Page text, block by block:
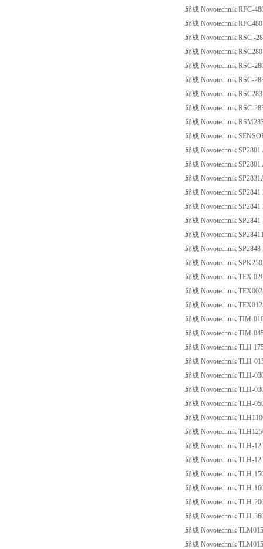
邱成 Novotechnik RFC-
邱成 Novotechnik
邱成 Novotechnik RSC -
邱成 Novotechnik
邱成 Novotechnik RSC-
邱成 Novotechnik RSC-
邱成 Novotechnik
邱成 Novotechnik RSC-
邱成 Novotechnik
邱成 Novotechnik
邱成 Novotechnik SP2801
邱成 Novotechnik SP2801
邱成 Novotechnik
邱成 Novotechnik SP2841
邱成 Novotechnik SP2841
邱成 Novotechnik
邱成 Novotechnik
邱成 Novotechnik
邱成 Novotechnik
邱成 Novotechnik TEX
邱成 Novotechnik
邱成 Novotechnik
邱成 Novotechnik TIM-
邱成 Novotechnik TIM-
邱成 Novotechnik TLH
邱成 Novotechnik TLH-
邱成 Novotechnik TLH-
邱成 Novotechnik TLH-
邱成 Novotechnik TLH-
邱成 Novotechnik
邱成 Novotechnik
邱成 Novotechnik TLH-
邱成 Novotechnik TLH-
邱成 Novotechnik TLH-
邱成 Novotechnik TLH-
邱成 Novotechnik TLH-
邱成 Novotechnik TLH-
邱成 Novotechnik
邱成 Novotechnik